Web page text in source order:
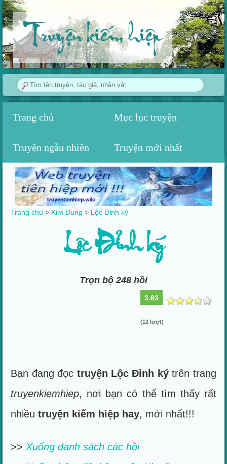
Truyện kiếm hiệp
Trang chủ Mục lục truyện
Truyện ngẫu nhiên Truyện mới nhất
Trang chủ > Kim Dung > Lộc Đỉnh ký
Lộc Đỉnh ký
Trọn bộ 248 hồi
3.83
(12 lượt)
Bạn đang đọc truyện Lộc Đỉnh kýtrên trang
truyenkiemhiep, nơi bạn có thể tìm thấy rất
nhiềutruyện kiếm hiệp hay, mới nhất!!!
>>Xuống danh sách các hồi